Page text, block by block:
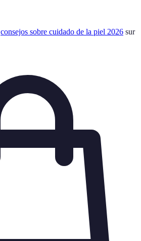
consejos sobre cuidado de la piel 2026 sur